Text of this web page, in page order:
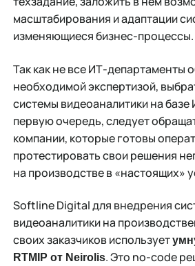
масштабирования и адаптации
изменяющиеся бизнес-процессы.
Так как не все ИТ-департаменты
необходимой экспертизой,
системы видеоаналитики на
первую очередь, следует
компании, которые готовы
протестировать свои решения
на производстве в «настоящих»
Softline Digital для внедрения
видеоаналитики на
своих заказчиков использует
RTMIP от Neirolis. Это no-code